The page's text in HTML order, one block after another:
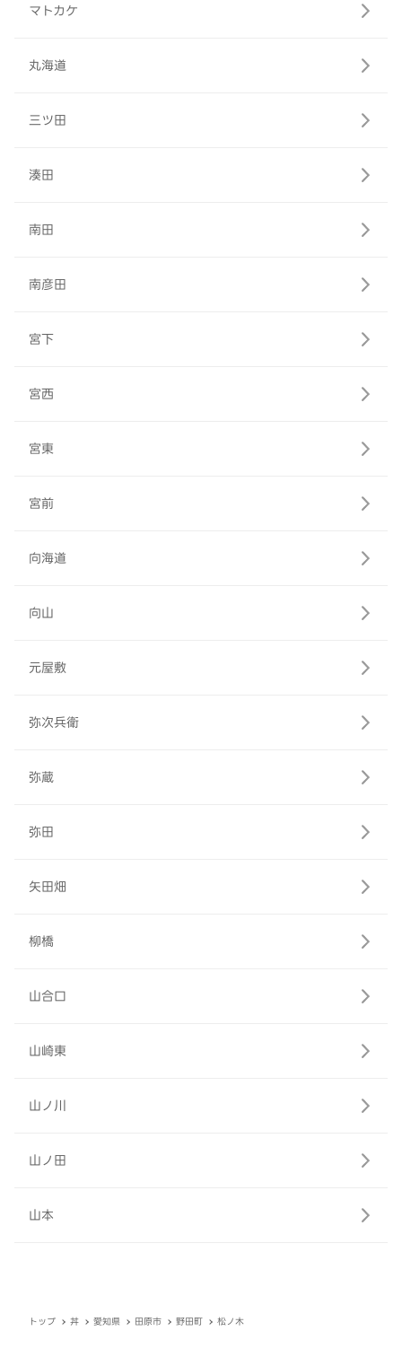
マトカケ
丸海道
三ツ田
湊田
南田
南彦田
宮下
宮西
宮東
宮前
向海道
向山
元屋敷
弥次兵衛
弥蔵
弥田
矢田畑
柳橋
山合口
山崎東
山ノ川
山ノ田
山本
トップ 丼 愛知県 田原市 野田町 松ノ木